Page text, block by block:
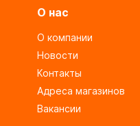
О нас
О компании
Новости
Контакты
Адреса магазинов
Вакансии